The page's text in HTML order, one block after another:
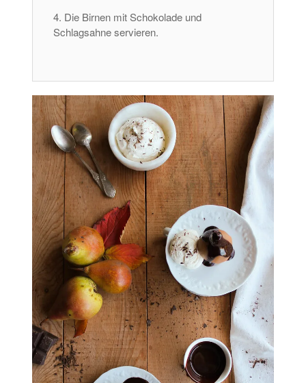
Die Birnen mit Schokolade und
Schlagsahne servieren.